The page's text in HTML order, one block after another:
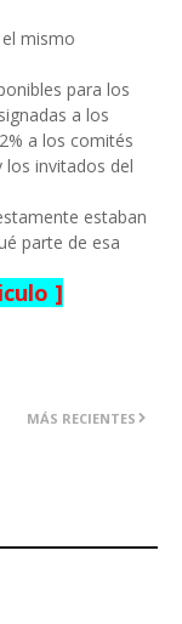
mismo
para los
a los
a los comités
los invitados del
estaban
parte de esa
]
MÁS RECIENTES